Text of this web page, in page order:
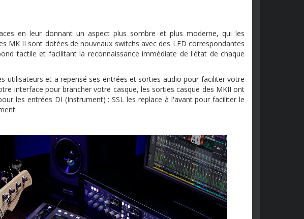
en leur donnant un aspect plus sombre et plus moderne, qui les
MK II sont dotées de nouveaux switchs avec des LED correspondantes
tactile et facilitant la reconnaissance immédiate de l'état de chaque
utilisateurs et a repensé ses entrées et sorties audio pour faciliter votre
interface pour brancher votre casque, les sorties casque des MKII ont
les entrées DI (Instrument) : SSL les replace à l'avant pour faciliter le